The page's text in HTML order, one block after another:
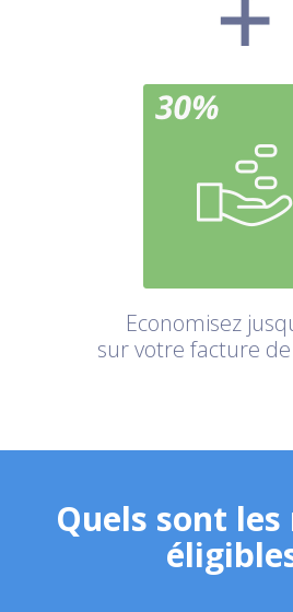
Economisez
sur votre facture
Quels sont les